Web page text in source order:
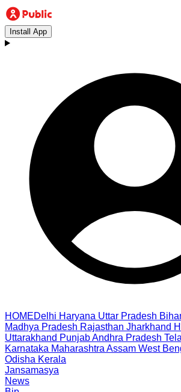
Install App
HOMEDelhi Haryana Uttar Pradesh
Madhya Pradesh Rajasthan Jharkhand
Uttarakhand PunjabAndhra Pradesh
Karnataka Maharashtra Assam West
Odisha Kerala
Jansamasya
News